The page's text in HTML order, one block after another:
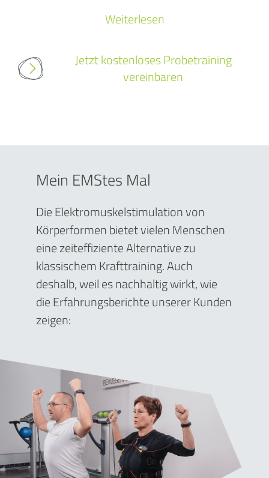
Weiterlesen
Jetzt kostenloses Probetraining
vereinbaren
Mein EMStes Mal
Die Elektromuskelstimulation von
Körperformen bietet vielen Menschen
eine zeiteffiziente Alternative zu
klassischem Krafttraining. Auch
deshalb, weil es nachhaltig wirkt, wie
die Erfahrungsberichte unserer Kunden
zeigen: